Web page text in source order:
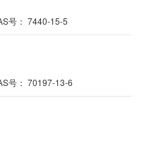
号： 7440-15-5
号： 70197-13-6